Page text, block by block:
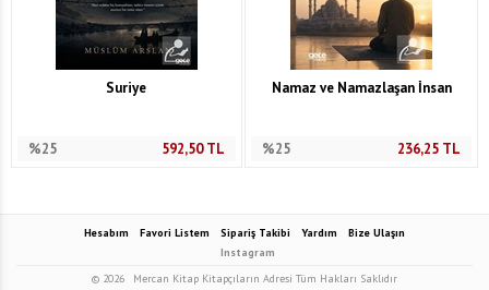
Suriye
%25 592,50TL
Namaz ve Namazlaşan İnsan
%25 236,25 TL
Hesabım Favori Listem Sipariş Takibi Yardım
Bize Ulaşın
Instagram
© 2026
Mercan Kitap Kitapçıların Adresi Tüm Hakları Saklıdır